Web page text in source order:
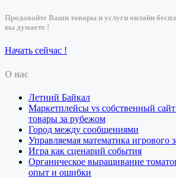
Продавайте Ваши товары и услуги онлайн
вы думаете !
Начать сейчас !
О нас
Летний Байкал
Маркетплейсы vs собственный
товары за рубежом
Город между сообщениями
Управляемая математика игрового
Игра как сценарий события
Органическое выращивание
опыт и ошибки